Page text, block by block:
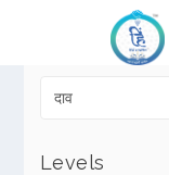
Levels